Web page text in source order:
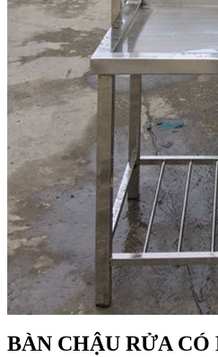
BÀN CHẬU RỬA